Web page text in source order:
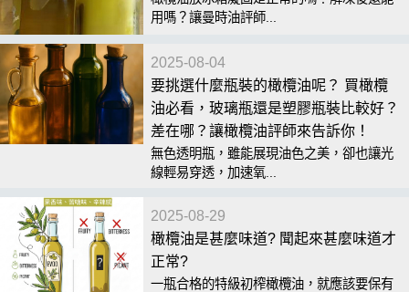
用嗎？讓曼時油評師...
2025-08-04
要挑選什麼瓶裝的橄欖油呢？ 買橄欖
油必看，玻璃瓶還是塑膠瓶裝比較好？
差在哪？讓橄欖油評師來告訴你！
無色透明瓶，雖能展現油色之美，卻也讓光
線輕易穿透，加速氧...
2025-08-29
橄欖油是甚麼味道? 聞起來甚麼味道才
正常?
一瓶合格的特級初榨橄欖油，就應該要保有